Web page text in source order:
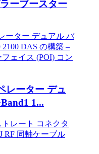
ーブースター
レーター デュ
1...